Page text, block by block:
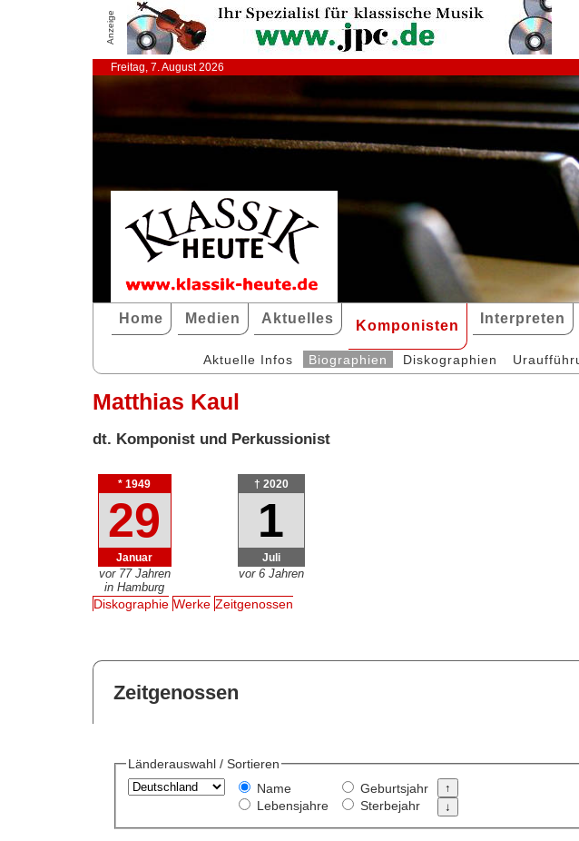
Anzeige
Freitag, 7. August 2026
Home Medien Aktuelles Komponisten Interpreten
Aktuelle Infos Biographien Diskographien
Matthias Kaul
dt. Komponist und Perkussionist
* 1949
29
Januar
vor 77 Jahren
in Hamburg
† 2020
1
Juli
vor 6 Jahren
Diskographie Werke Zeitgenossen
Zeitgenossen
Länderauswahl / Sortieren
Name
Lebensjahre
Geburtsjahr
Sterbejahr